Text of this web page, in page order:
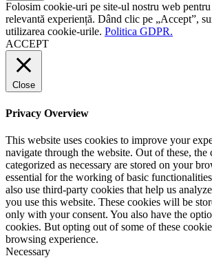
Folosim cookie-uri pe site-ul nostru web
relevantă experiență. Dând clic pe „Accept”,
utilizarea cookie-urile. Politica GDPR.
ACCEPT
Close
Privacy Overview
This website uses cookies to improve your
navigate through the website. Out of these, the
categorized as necessary are stored on your
essential for the working of basic
also use third-party cookies that help us
you use this website. These cookies will be
only with your consent. You also have the
cookies. But opting out of some of these
browsing experience.
Necessary